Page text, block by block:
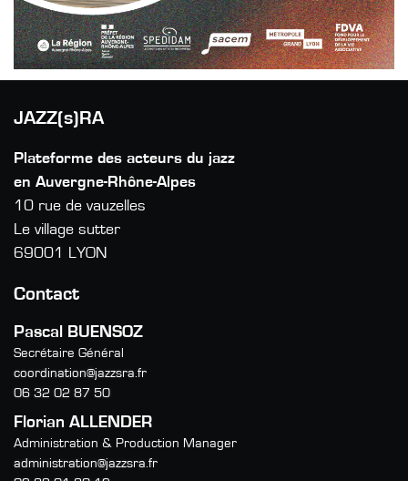
JAZZ(s)RA
Plateforme des acteurs du jazz
en Auvergne-Rhône-Alpes
10 rue de vauzelles
Le village sutter
69001 LYON
Contact
Pascal BUENSOZ
Secrétaire Général
coordination@jazzsra.fr
06 32 02 87 50
Florian ALLENDER
Administration & Production Manager
administration@jazzsra.fr